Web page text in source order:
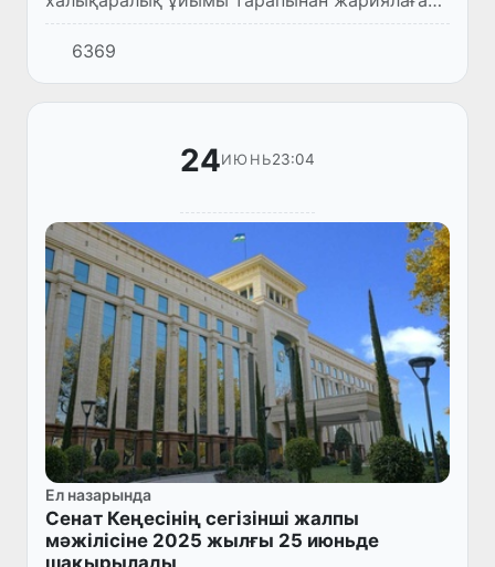
2025 жылға арналған Тұрақты даму туралы
есеп рейтингінде Өзбекстан өз көрсеткішін
19-шы сатыға жақсартып, 1...
6369
24ИЮНЬ23:04
Ел назарында
Сенат Кеңесінің сегізінші жалпы
мәжілісіне 2025 жылғы 25 июньде
шақырылады